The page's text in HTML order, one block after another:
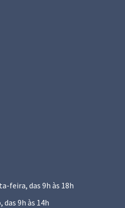
feira, das 9h às 18h
das 9h às 14h